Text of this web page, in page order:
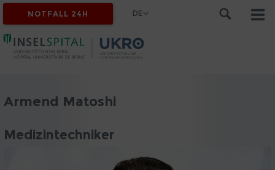
NOTFALL 24H DE
Armend Matoshi
Medizintechniker